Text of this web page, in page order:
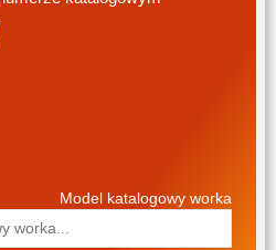
Model katalogowy worka